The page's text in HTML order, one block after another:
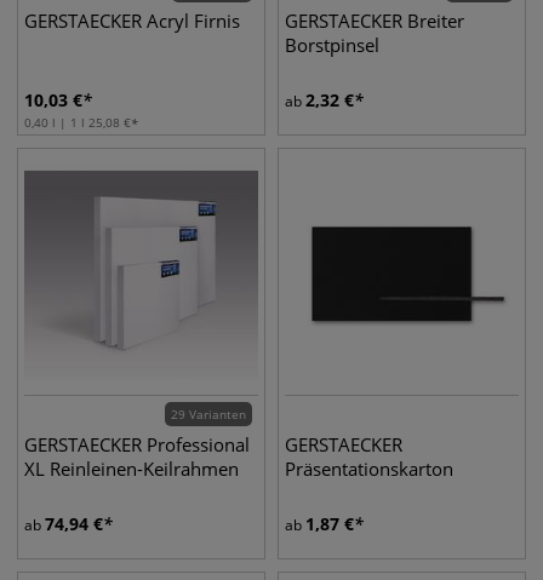
GERSTAECKER Acryl Firnis
10,03 €
0,40 l | 1 l 25,08 €
GERSTAECKER Breiter
Borstpinsel
ab2,32 €
29 Varianten
GERSTAECKER Professional
XL Reinleinen-Keilrahmen
ab74,94 €
GERSTAECKER
Präsentationskarton
ab 1,87 €